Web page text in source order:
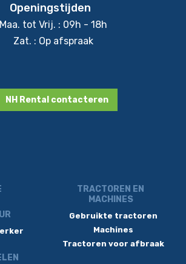
Openingstijden
Maa. tot Vrij. : 09h - 18h
Zat. : Op afspraak
NH Rental contacteren
TRACTOREN EN
MACHINES
Gebruikte tractoren
Machines
Tractoren voor afbraak